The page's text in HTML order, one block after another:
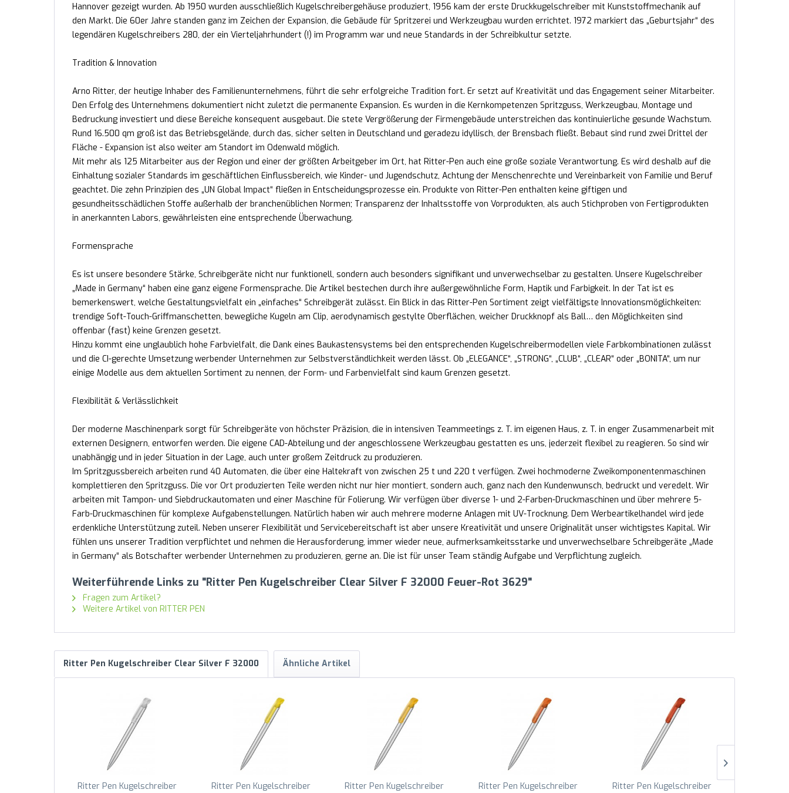
Hannover gezeigt wurden. Ab 1950 wurden ausschließlich Kugelschreibergehäuse produziert, 1956 kam der erste Druckkugelschreiber mit Kunststoffmechanik auf
den Markt. Die 60er Jahre standen ganz im Zeichen der Expansion, die Gebäude für Spritzerei und Werkzeugbau wurden errichtet. 1972 markiert das „Geburtsjahr“ des
legendären Kugelschreibers 280, der ein Vierteljahrhundert (!) im Programm war und neue Standards in der Schreibkultur setzte.
Tradition & Innovation
Arno Ritter, der heutige Inhaber des Familienunternehmens, führt die sehr erfolgreiche Tradition fort. Er setzt auf Kreativität und das Engagement seiner Mitarbeiter.
Den Erfolg des Unternehmens dokumentiert nicht zuletzt die permanente Expansion. Es wurden in die Kernkompetenzen Spritzguss, Werkzeugbau, Montage und
Bedruckung investiert und diese Bereiche konsequent ausgebaut. Die stete Vergrößerung der Firmengebäude unterstreichen das kontinuierliche gesunde Wachstum.
Rund 16.500 qm groß ist das Betriebsgelände, durch das, sicher selten in Deutschland und geradezu idyllisch, der Brensbach fließt. Bebaut sind rund zwei Drittel der
Fläche - Expansion ist also weiter am Standort im Odenwald möglich.
Mit mehr als 125 Mitarbeiter aus der Region und einer der größten Arbeitgeber im Ort, hat Ritter-Pen auch eine große soziale Verantwortung. Es wird deshalb auf die
Einhaltung sozialer Standards im geschäftlichen Einflussbereich, wie Kinder- und Jugendschutz, Achtung der Menschenrechte und Vereinbarkeit von Familie und Beruf
geachtet. Die zehn Prinzipien des „UN Global Impact“ fließen in Entscheidungsprozesse ein. Produkte von Ritter-Pen enthalten keine giftigen und
gesundheitsschädlichen Stoffe außerhalb der branchenüblichen Normen; Transparenz der Inhaltsstoffe von Vorprodukten, als auch Stichproben von Fertigprodukten
in anerkannten Labors, gewährleisten eine entsprechende Überwachung.
Formensprache
Es ist unsere besondere Stärke, Schreibgeräte nicht nur funktionell, sondern auch besonders signifikant und unverwechselbar zu gestalten. Unsere Kugelschreiber
„Made in Germany“ haben eine ganz eigene Formensprache. Die Artikel bestechen durch ihre außergewöhnliche Form, Haptik und Farbigkeit. In der Tat ist es
bemerkenswert, welche Gestaltungsvielfalt ein „einfaches“ Schreibgerät zulässt. Ein Blick in das Ritter-Pen Sortiment zeigt vielfältigste Innovationsmöglichkeiten:
trendige Soft-Touch-Griffmanschetten, bewegliche Kugeln am Clip, aerodynamisch gestylte Oberflächen, weicher Druckknopf als Ball… den Möglichkeiten sind
offenbar (fast) keine Grenzen gesetzt.
Hinzu kommt eine unglaublich hohe Farbvielfalt, die Dank eines Baukastensystems bei den entsprechenden Kugelschreibermodellen viele Farbkombinationen zulässt
und die CI-gerechte Umsetzung werbender Unternehmen zur Selbstverständlichkeit werden lässt. Ob „ELEGANCE“, „STRONG“, „CLUB“, „CLEAR“ oder „BONITA“, um nur
einige Modelle aus dem aktuellen Sortiment zu nennen, der Form- und Farbenvielfalt sind kaum Grenzen gesetzt.
Flexibilität & Verlässlichkeit
Der moderne Maschinenpark sorgt für Schreibgeräte von höchster Präzision, die in intensiven Teammeetings z. T. im eigenen Haus, z. T. in enger Zusammenarbeit mit
externen Designern, entworfen werden. Die eigene CAD-Abteilung und der angeschlossene Werkzeugbau gestatten es uns, jederzeit flexibel zu reagieren. So sind wir
unabhängig und in jeder Situation in der Lage, auch unter großem Zeitdruck zu produzieren.
Im Spritzgussbereich arbeiten rund 40 Automaten, die über eine Haltekraft von zwischen 25 t und 220 t verfügen. Zwei hochmoderne Zweikomponentenmaschinen
komplettieren den Spritzguss. Die vor Ort produzierten Teile werden nicht nur hier montiert, sondern auch, ganz nach den Kundenwunsch, bedruckt und veredelt. Wir
arbeiten mit Tampon- und Siebdruckautomaten und einer Maschine für Folierung. Wir verfügen über diverse 1- und 2-Farben-Druckmaschinen und über mehrere 5-
Farb-Druckmaschinen für komplexe Aufgabenstellungen. Natürlich haben wir auch mehrere moderne Anlagen mit UV-Trocknung. Dem Werbeartikelhandel wird jede
erdenkliche Unterstützung zuteil. Neben unserer Flexibilität und Servicebereitschaft ist aber unsere Kreativität und unsere Originalität unser wichtigstes Kapital. Wir
fühlen uns unserer Tradition verpflichtet und nehmen die Herausforderung, immer wieder neue, aufmerksamkeitsstarke und unverwechselbare Schreibgeräte „Made
in Germany“ als Botschafter werbender Unternehmen zu produzieren, gerne an. Die ist für unser Team ständig Aufgabe und Verpflichtung zugleich.
Weiterführende Links zu "Ritter Pen Kugelschreiber Clear Silver F 32000 Feuer-Rot 3629"
Fragen zum Artikel?
Weitere Artikel von RITTER PEN
Ritter Pen Kugelschreiber Clear Silver F 32000 Ähnliche Artikel
Ritter Pen Kugelschreiber
Ritter Pen Kugelschreiber
Ritter Pen Kugelschreiber
Ritter Pen Kugelschreiber
Ritter Pen Kugelschreiber